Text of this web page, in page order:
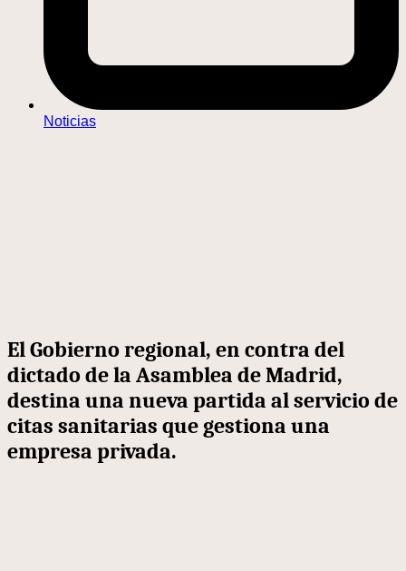
Noticias
El Gobierno regional, en contra del
dictado de la Asamblea de Madrid,
destina una nueva partida al servicio de
citas sanitarias que gestiona una
empresa privada.